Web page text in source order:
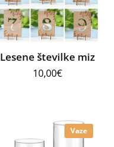
Lesene številke miz
10,00€
Vaze